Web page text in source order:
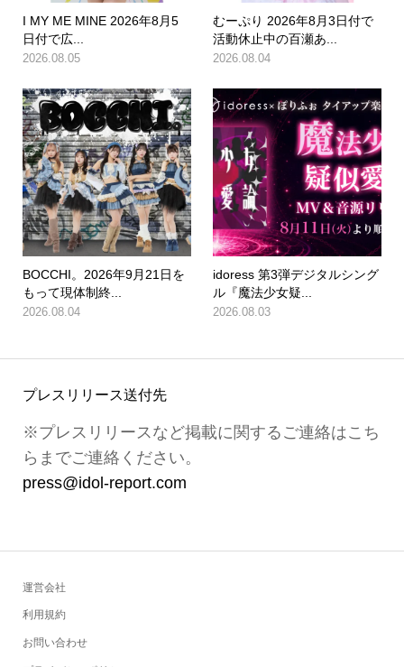
I MY ME MINE 2026年8月5
日付で広...
2026.08.05
むーぷり 2026年8月3日付で
活動休止中の百瀬あ...
2026.08.04
BOCCHI。2026年9月21日を
もって現体制終...
2026.08.04
idoress 第3弾デジタルシング
ル『魔法少女疑...
2026.08.03
プレスリリース送付先
※プレスリリースなど掲載に関するご連絡はこち
らまでご連絡ください。
press@idol-report.com
運営会社
利用規約
お問い合わせ